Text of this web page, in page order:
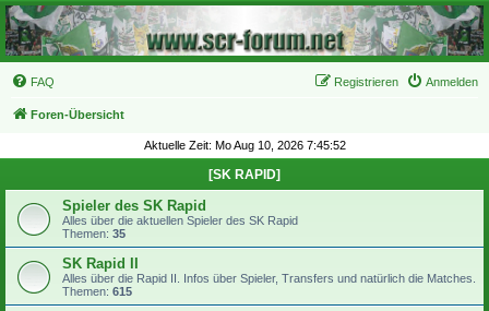
FAQ Anmelden
Registrieren
Foren-Übersicht
Aktuelle Zeit: Mo Aug 10, 2026 7:45:52
[SK RAPID]
Spieler des SK Rapid
Alles über die aktuellen Spieler des SK Rapid
Themen: 35
SK Rapid II
Alles über die Rapid II. Infos über Spieler, Transfers und natürlich die Matches.
Themen: 615